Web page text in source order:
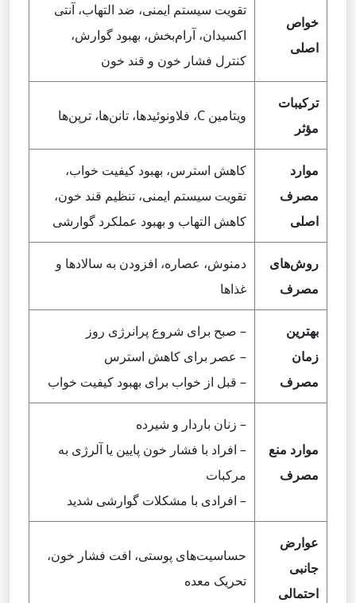
خواص
اصلی
تقویت سیستم ایمنی، ضد التهاب، آنتی
اکسیدان، آرام‌بخش، بهبود گوارش،
کنترل فشار خون و قند خون
ترکیبات
مؤثر
ویتامین C، فلاونوئیدها، تانن‌ها، ترپن‌ها
موارد
مصرف
اصلی
کاهش استرس، بهبود کیفیت خواب،
تقویت سیستم ایمنی، تنظیم قند خون،
کاهش التهاب و بهبود عملکرد گوارشی
روش‌های
مصرف
دمنوش، عصاره، افزودن به سالادها و
غذاها
بهترین
زمان
مصرف
– صبح برای شروع پرانرژی روز
– عصر برای کاهش استرس
– قبل از خواب برای بهبود کیفیت خواب
موارد منع
مصرف
– زنان باردار و شیرده
– افراد با فشار خون پایین یا آلرژی به
مرکبات
– افرادی با مشکلات گوارشی شدید
عوارض
جانبی
احتمالی
حساسیت‌های پوستی، افت فشار خون،
تحریک معده